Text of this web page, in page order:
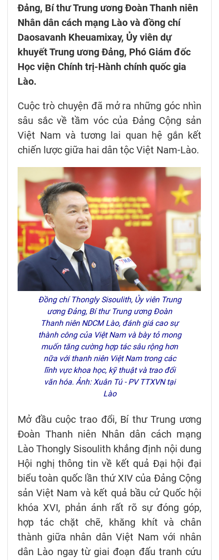
Đảng, Bí thư Trung ương Đoàn Thanh niên
Nhân dân cách mạng Lào và đồng chí
Daosavanh Kheuamixay, Ủy viên dự
khuyết Trung ương Đảng, Phó Giám đốc
Học viện Chính trị-Hành chính quốc gia
Lào.
Cuộc trò chuyện đã mở ra những góc nhìn
sâu sắc về tầm vóc của Đảng Cộng sản
Việt Nam và tương lai quan hệ gắn kết
chiến lược giữa hai dân tộc Việt Nam-Lào.
Đồng chí Thongly Sisoulith, Ủy viên Trung
ương Đảng, Bí thư Trung ương Đoàn
Thanh niên NDCM Lào, đánh giá cao sự
thành công của Việt Nam và bày tỏ mong
muốn tăng cường hợp tác sâu rộng hơn
nữa với thanh niên Việt Nam trong các
lĩnh vực khoa học, kỹ thuật và trao đổi
văn hóa. Ảnh: Xuân Tú - PV TTXVN tại
Lào
Mở đầu cuộc trao đổi, Bí thư Trung ương
Đoàn Thanh niên Nhân dân cách mạng
Lào Thongly Sisoulith khẳng định nội dung
Hội nghị thông tin về kết quả Đại hội đại
biểu toàn quốc lần thứ XIV của Đảng Cộng
sản Việt Nam và kết quả bầu cử Quốc hội
khóa XVI, phản ánh rất rõ sự đóng góp,
hợp tác chặt chẽ, khăng khít và chân
thành giữa nhân dân Việt Nam với nhân
dân Lào ngay từ giai đoạn đấu tranh cứu